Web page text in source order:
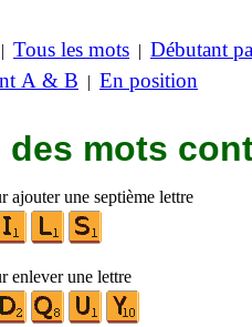
| Tous les mots | Débutant
A & B | En position
des mots
ajouter une septième lettre
enlever une lettre